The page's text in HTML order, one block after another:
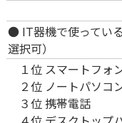
● IT器機で使ってい
選択可）
１位
２位
３位
スマートフォ
ノートパソコ
携帯電話